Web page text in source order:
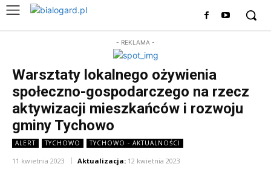
- REKLAMA -
Warsztaty lokalnego ożywienia
społeczno-gospodarczego na rzecz
aktywizacji mieszkańców i rozwoju
gminy Tychowo
ALERT TYCHOWO TYCHOWO - AKTUALNOŚCI
11 kwietnia 2023 Aktualizacja: 12 kwietnia 2023